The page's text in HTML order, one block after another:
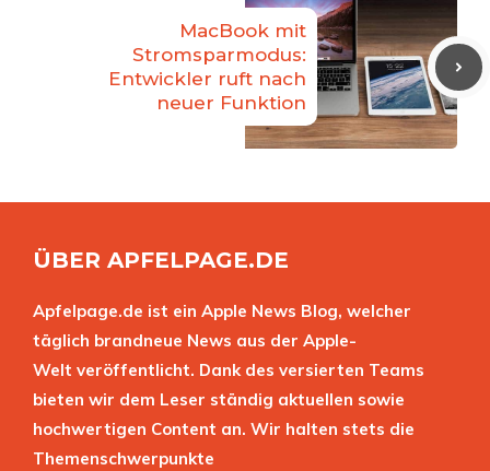
MacBook mit
Stromsparmodus:
Entwickler ruft nach
neuer Funktion
ÜBER APFELPAGE.DE
Apfelpage.de ist ein Apple News Blog, welcher
täglich brandneue News aus der Apple-
Welt veröffentlicht. Dank des versierten Teams
bieten wir dem Leser ständig aktuellen sowie
hochwertigen Content an. Wir halten stets die
Themenschwerpunkte